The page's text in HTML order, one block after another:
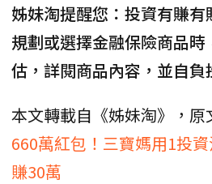
姊妹淘提醒您：投資有賺
規劃或選擇金融保險商品
估，詳閱商品內容，並自負
本文轉載自《姊妹淘》，原
660萬紅包！三寶媽用1投
賺30萬